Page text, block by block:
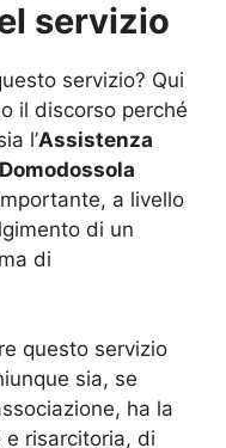
servizio
servizio? Qui
il discorso perché
l’Assistenza
a livello
di un
di
questo servizio
sia, se
ha la
e risarcitoria, di